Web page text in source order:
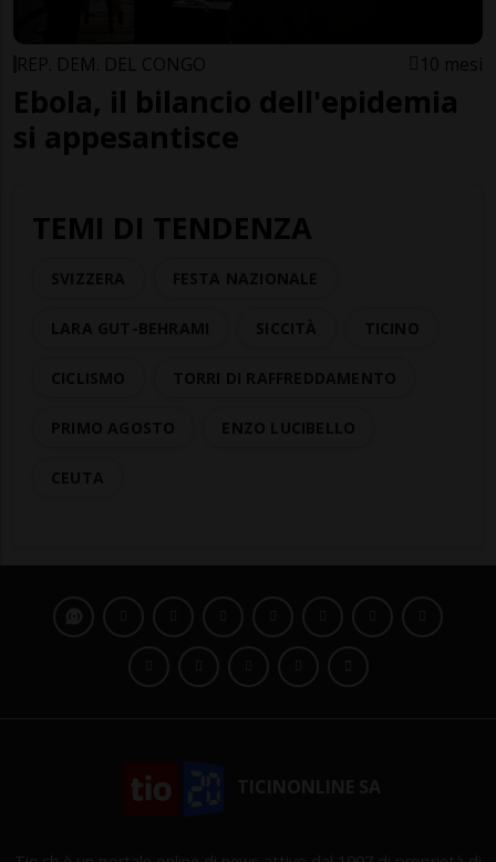
REP. DEM. DEL CONGO 10 mesi
Ebola, il bilancio dell'epidemia
si appesantisce
TEMI DI TENDENZA